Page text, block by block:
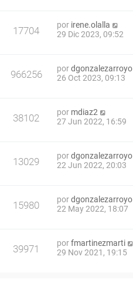
17704 por irene.olalla
29 Dic 2023, 09:52
966256 pordgonzalezarroyo
26 Oct 2023, 09:13
38102 por mdiaz2
27 Jun 2022, 16:59
13029 pordgonzalezarroyo
22 Jun 2022, 20:03
15980 pordgonzalezarroyo
22 May 2022, 18:07
39971 porfmartinezmarti
29 Nov 2021, 19:15